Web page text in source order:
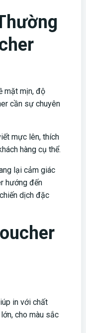
mặt mịn, độ
cần sự chuyên
mực lên, thích
hàng cụ thể.
lại cảm giác
hướng đến
dịch đặc
in với chất
cho màu sắc